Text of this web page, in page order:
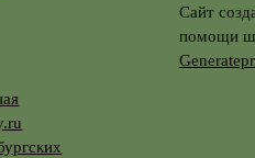
Сайт
помощи